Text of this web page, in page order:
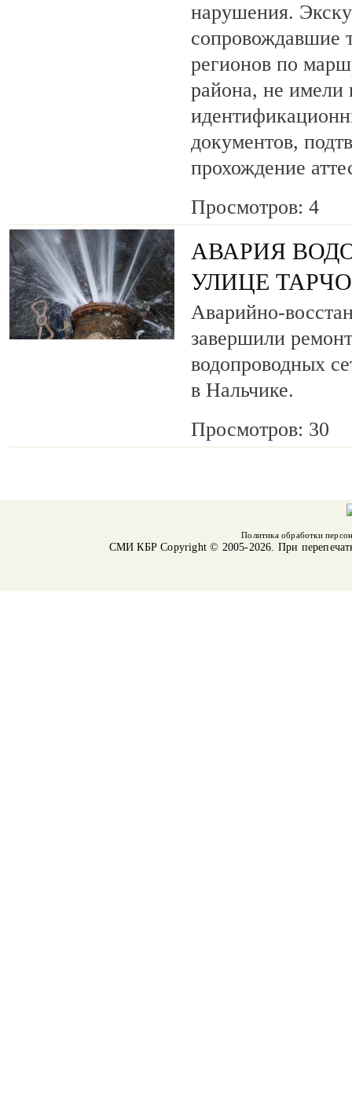
нарушения.
сопровождавшие
регионов по
района, не имели
документов,
прохождение
Просмотров: 4
АВАРИЯ
УЛИЦЕ
Аварийно-
завершили
водопроводных
в Нальчике.
Просмотров: 30
Политика обработки
СМИ КБРCopyright © 2005-2026. При